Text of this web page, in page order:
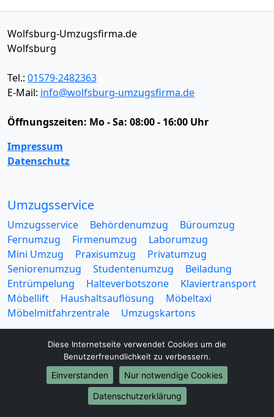
Wolfsburg-Umzugsfirma.de
Wolfsburg
Tel.: 01579-2482363
E-Mail: info@wolfsburg-umzugsfirma.de
Öffnungszeiten: Mo - Sa: 08:00 - 16:00 Uhr
Impressum
Datenschutz
Umzugsservice
Umzugsservice Behördenumzug
Büroumzug
Fernumzug
Firmenumzug
Laborumzug
Mini Umzug
Praxisumzug
Privatumzug
Seniorenumzug
Studentenumzug
Beiladung
Entrümpelung
Halteverbotszone
Klaviertransport
Möbellift
Haushaltsauflösung
Möbeltaxi
Möbelmitfahrzentrale
Umzugskartons
Europa-Umzüge
Diese Internetseite verwendet Cookies um die
Benutzerfreundlichkeit zu verbessern.
Einverstanden
Nur notwendige Cookies
Datenschutzerklärung